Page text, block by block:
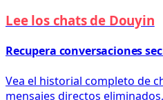
Lee los chats de Douyin
Recupera conversaciones
Vea el historial completo de
mensajes directos